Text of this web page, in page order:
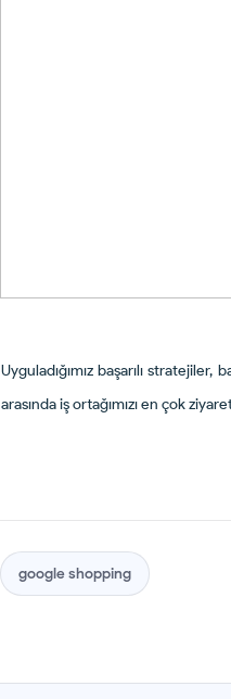
Uyguladığımız başarılı
arasında iş ortağımızı en çok
google shopping